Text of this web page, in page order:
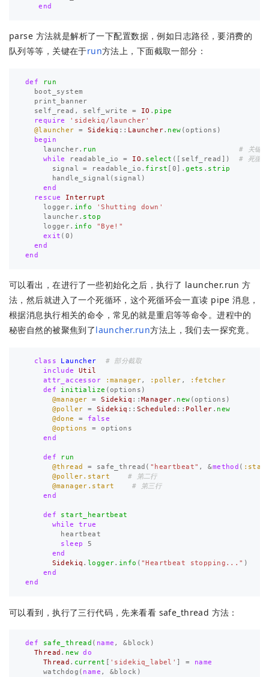
end
parse 方法就是解析了一下配置数据，例如日志路径，要消费的
队列等等，关键在于run方法上，下面截取一部分：
def
run
boot_system
print_banner
self_read , self_write = IO . pipe
require
'sidekiq/launcher'
@launcher
= Sidekiq :: Launcher. new (options )
begin
launcher. run
# 关键
while
readable_io = IO . select ([ self_read ])
# 死循环
signal
= readable_io . first [ 0 ].gets . strip
handle_signal ( signal )
end
rescue
Interrupt
logger. info
'Shutting down'
launcher. stop
logger. info
"Bye!"
exit ( 0 )
end
end
可以看出，在进行了一些初始化之后，执行了 launcher.run 方
法，然后就进入了一个死循环，这个死循环会一直读 pipe 消息，
根据消息执行相关的命令，常见的就是重启等等命令。进程中的
秘密自然的被聚焦到了launcher.run方法上，我们去一探究竟。
class Launcher
# 部分截取
include
Util
attr_accessor
:manager, :poller ,
:fetcher
def
initialize ( options )
@manager
= Sidekiq :: Manager . new (options )
@poller
= Sidekiq :: Scheduled :: Poller . new
@done
=
false
@options
=
options
end
def
run
@thread
= safe_thread ( "heartbeat" , &method (
@poller.start
# 第二行
@manager.start
# 第三行
end
def
start_heartbeat
while
true
heartbeat
sleep
5
end
Sidekiq . logger. info ( "Heartbeat stopping..." )
end
end
可以看到，执行了三行代码，先来看看 safe_thread 方法：
def safe_thread ( name , & block )
Thread . new do
Thread . current 'sidekiq_label' =
name
watchdog ( name , &block )